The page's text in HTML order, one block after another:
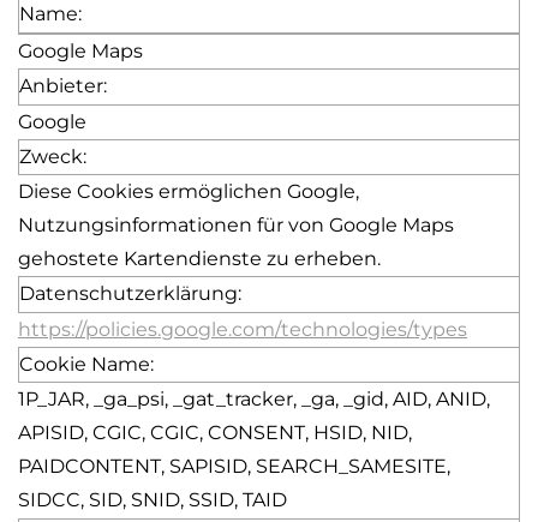
Name:
Google Maps
Anbieter:
Google
Zweck:
Diese Cookies ermöglichen Google,
Nutzungsinformationen für von Google Maps
gehostete Kartendienste zu erheben.
Datenschutzerklärung:
https://policies.google.com/technologies/types
Cookie Name:
1P_JAR, _ ga_psi, _ gat_tracker, _ga, _gid, AID, ANID,
APISID, CGIC, CGIC, CONSENT, HSID, NID,
PAIDCONTENT, SAPISID, SEARCH_SAMESITE,
SIDCC, SID, SNID, SSID, TAID